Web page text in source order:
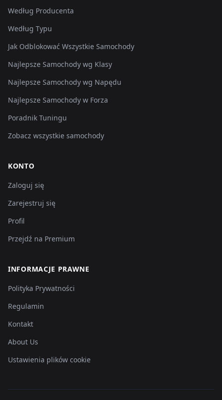
Według Producenta
Według Typu
Jak Odblokować Wszystkie Samochody
Najlepsze Samochody wg Klasy
Najlepsze Samochody wg Napędu
Najlepsze Samochody w Forza
Poradnik Tuningu
Zobacz wszystkie samochody
KONTO
Zaloguj się
Zarejestruj się
Profil
Przejdź na Premium
INFORMACJE PRAWNE
Polityka Prywatności
Regulamin
Kontakt
About Us
Ustawienia plików cookie